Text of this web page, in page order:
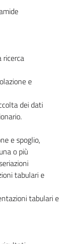
e
dei dati
e spoglio,
o più
tabulari e
tabulari e